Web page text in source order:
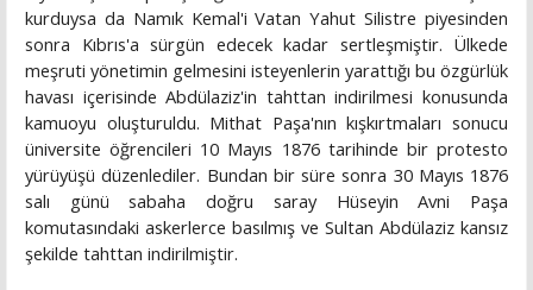
kurduysa da Namık Kemal'i Vatan Yahut Silistre piyesinden
sonra Kıbrıs'a sürgün edecek kadar sertleşmiştir. Ülkede
meşruti yönetimin gelmesini isteyenlerin yarattığı bu özgürlük
havası içerisinde Abdülaziz'in tahttan indirilmesi konusunda
kamuoyu oluşturuldu. Mithat Paşa'nın kışkırtmaları sonucu
üniversite öğrencileri 10 Mayıs 1876 tarihinde bir protesto
yürüyüşü düzenlediler. Bundan bir süre sonra 30 Mayıs 1876
salı günü sabaha doğru saray Hüseyin Avni Paşa
komutasındaki askerlerce basılmış ve Sultan Abdülaziz kansız
şekilde tahttan indirilmiştir.